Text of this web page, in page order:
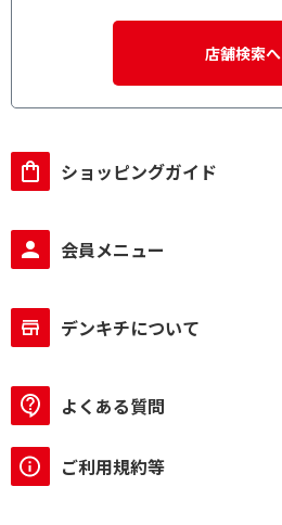
店舗検索へ
ショッピングガイド
会員メニュー
デンキチについて
よくある質問
ご利用規約等